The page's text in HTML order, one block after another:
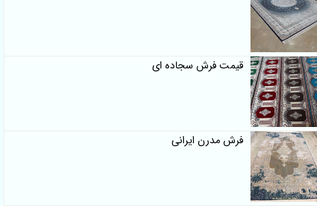
قیمت فرش سجاده ای
فرش مدرن ایرانی